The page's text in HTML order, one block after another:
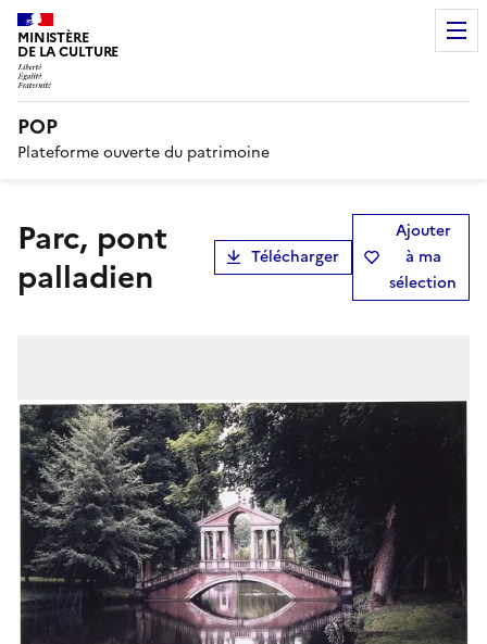
MINISTÈRE
DE LA CULTURE
POP
Plateforme ouverte du patrimoine
parc, pont
palladien
Télécharger
Ajouter
à ma
sélection